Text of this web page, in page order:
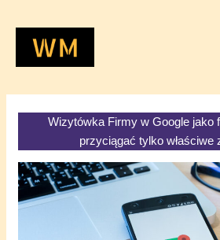
Wizytówka Firmy w Google jako
przyciągać tylko właściwe